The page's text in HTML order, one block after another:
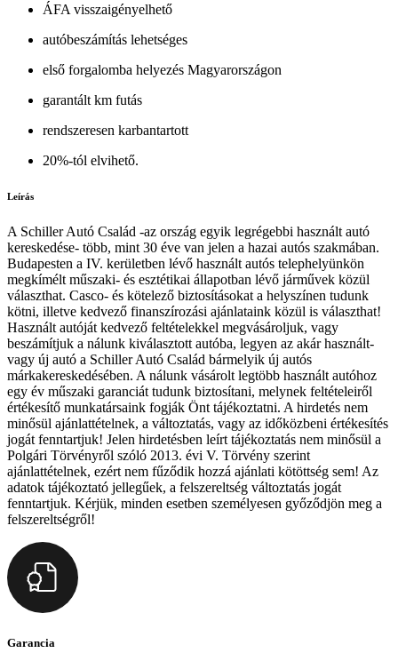
ÁFA visszaigényelhető
autóbeszámítás lehetséges
első forgalomba helyezés Magyarországon
garantált km futás
rendszeresen karbantartott
20%-tól elvihető.
Leírás
A Schiller Autó Család -az ország egyik legrégebbi használt autó
kereskedése- több, mint 30 éve van jelen a hazai autós szakmában.
Budapesten a IV. kerületben lévő használt autós telephelyünkön
megkímélt műszaki- és esztétikai állapotban lévő járművek közül
választhat. Casco- és kötelező biztosításokat a helyszínen tudunk
kötni, illetve kedvező finanszírozási ajánlataink közül is választhat!
Használt autóját kedvező feltételekkel megvásároljuk, vagy
beszámítjuk a nálunk kiválasztott autóba, legyen az akár használt-
vagy új autó a Schiller Autó Család bármelyik új autós
márkakereskedésében. A nálunk vásárolt legtöbb használt autóhoz
egy év műszaki garanciát tudunk biztosítani, melynek feltételeiről
értékesítő munkatársaink fogják Önt tájékoztatni. A hirdetés nem
minősül ajánlattételnek, a változtatás, vagy az időközbeni értékesítés
jogát fenntartjuk! Jelen hirdetésben leírt tájékoztatás nem minősül a
Polgári Törvényről szóló 2013. évi V. Törvény szerint
ajánlattételnek, ezért nem fűződik hozzá ajánlati kötöttség sem! Az
adatok tájékoztató jellegűek, a felszereltség változtatás jogát
fenntartjuk. Kérjük, minden esetben személyesen győződjön meg a
felszereltségről!
Garancia